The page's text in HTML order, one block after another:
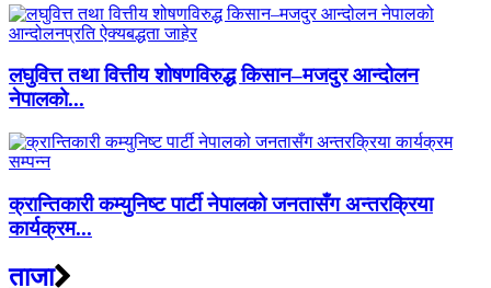
लघुवित्त तथा वित्तीय शोषणविरुद्ध किसान–मजदुर आन्दोलन
नेपालको...
क्रान्तिकारी कम्युनिष्ट पार्टी नेपालको जनतासँग अन्तरक्रिया
कार्यक्रम...
ताजा